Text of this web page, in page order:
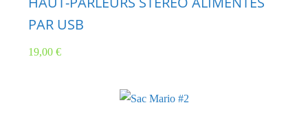
PAR USB
19,00 €